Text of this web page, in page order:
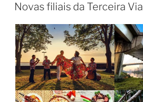
Novas filiais da Terceira Via